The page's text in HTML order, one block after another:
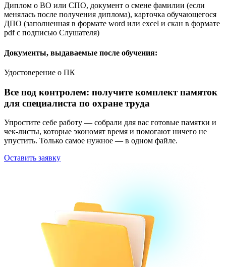
Диплом о ВО или СПО, документ о смене фамилии (если
менялась после получения диплома), карточка обучающегося
ДПО (заполненная в формате word или excel и скан в формате
pdf с подписью Слушателя)
Документы, выдаваемые после обучения:
Удостоверение о ПК
Все под контролем: получите комплект памяток
для специалиста по охране труда
Упростите себе работу — собрали для вас готовые памятки и
чек-листы, которые экономят время и помогают ничего не
упустить. Только самое нужное — в одном файле.
Оставить заявку